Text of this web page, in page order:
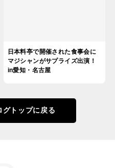
日本料亭で開催された食事会に
マジシャンがサプライズ出演！
in愛知・名古屋
グトップに戻る